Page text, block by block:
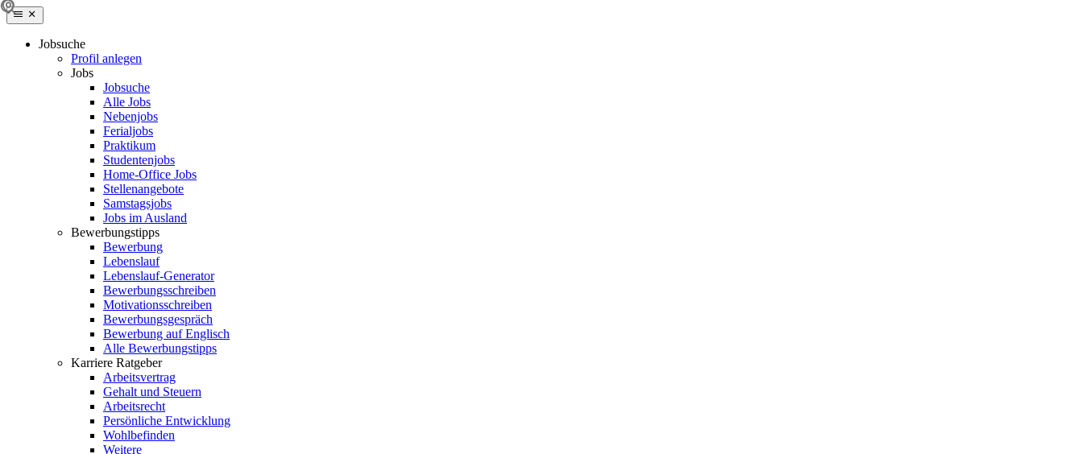
Jobsuche
Profil anlegen
Jobs
Jobsuche
Alle Jobs
Nebenjobs
Ferialjobs
Praktikum
Studentenjobs
Home-Office Jobs
Stellenangebote
Samstagsjobs
Jobs im Ausland
Bewerbungstipps
Bewerbung
Lebenslauf
Lebenslauf-Generator
Bewerbungsschreiben
Motivationsschreiben
Bewerbungsgespräch
Bewerbung auf Englisch
Alle Bewerbungstipps
Karriere Ratgeber
Arbeitsvertrag
Gehalt und Steuern
Arbeitsrecht
Persönliche Entwicklung
Wohlbefinden
Weitere